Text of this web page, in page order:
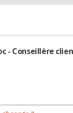
- Conseillère